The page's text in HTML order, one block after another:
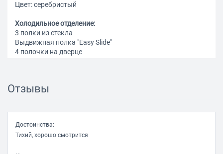
Цвет: серебристый
Холодильное отделение:
3 полки из стекла
Выдвижная полка "Easy Slide"
4 полочки на дверце
Ящик для овощей и фруктов
Морозильное отделение:
Система No Frost (Frost Free, Ноу Фрост)
Отзывы
Достоинства:
Тихий, хорошо смотрится